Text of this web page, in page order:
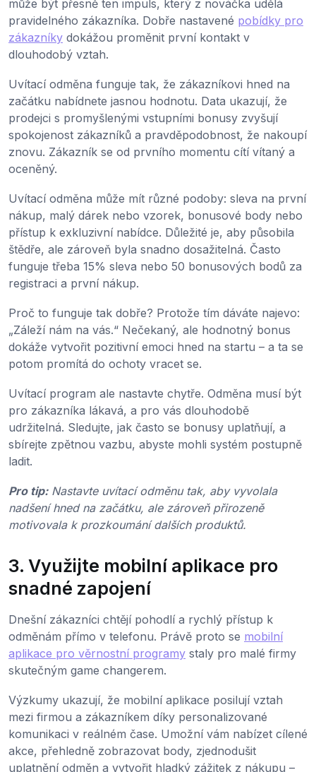
může být přesně ten impuls, který z nováčka udělá
pravidelného zákazníka. Dobře nastavené pobídky pro
zákazníky dokážou proměnit první kontakt v
dlouhodobý vztah.
Uvítací odměna funguje tak, že zákazníkovi hned na
začátku nabídnete jasnou hodnotu. Data ukazují, že
prodejci s promyšlenými vstupními bonusy zvyšují
spokojenost zákazníků a pravděpodobnost, že nakoupí
znovu. Zákazník se od prvního momentu cítí vítaný a
oceněný.
Uvítací odměna může mít různé podoby: sleva na první
nákup, malý dárek nebo vzorek, bonusové body nebo
přístup k exkluzivní nabídce. Důležité je, aby působila
štědře, ale zároveň byla snadno dosažitelná. Často
funguje třeba 15% sleva nebo 50 bonusových bodů za
registraci a první nákup.
Proč to funguje tak dobře? Protože tím dáváte najevo:
„Záleží nám na vás.“ Nečekaný, ale hodnotný bonus
dokáže vytvořit pozitivní emoci hned na startu – a ta se
potom promítá do ochoty vracet se.
Uvítací program ale nastavte chytře. Odměna musí být
pro zákazníka lákavá, a pro vás dlouhodobě
udržitelná. Sledujte, jak často se bonusy uplatňují, a
sbírejte zpětnou vazbu, abyste mohli systém postupně
ladit.
Pro tip: Nastavte uvítací odměnu tak, aby vyvolala
nadšení hned na začátku, ale zároveň přirozeně
motivovala k prozkoumání dalších produktů.
3. Využijte mobilní aplikace pro
snadné zapojení
Dnešní zákazníci chtějí pohodlí a rychlý přístup k
odměnám přímo v telefonu. Právě proto se mobilní
aplikace pro věrnostní programy staly pro malé firmy
skutečným game changerem.
Výzkumy ukazují, že mobilní aplikace posilují vztah
mezi firmou a zákazníkem díky personalizované
komunikaci v reálném čase. Umožní vám nabízet cílené
akce, přehledně zobrazovat body, zjednodušit
uplatnění odměn a vytvořit hladký zážitek z nákupu –